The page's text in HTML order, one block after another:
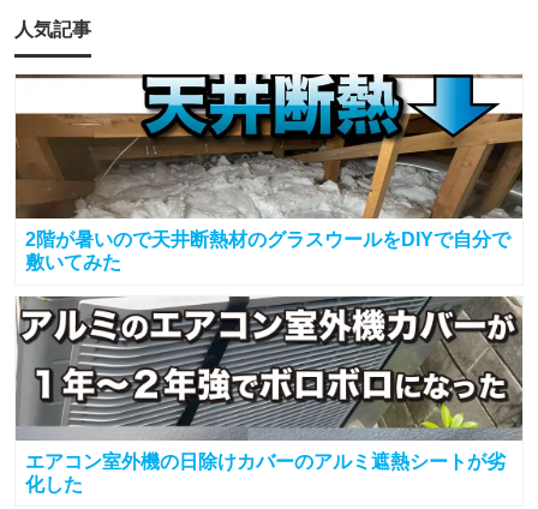
人気記事
2階が暑いので天井断熱材のグラスウールをDIYで自分で
敷いてみた
エアコン室外機の日除けカバーのアルミ遮熱シートが劣
化した